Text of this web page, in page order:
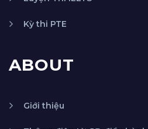
Kỳ thi PTE
ABOUT
Giới thiệu